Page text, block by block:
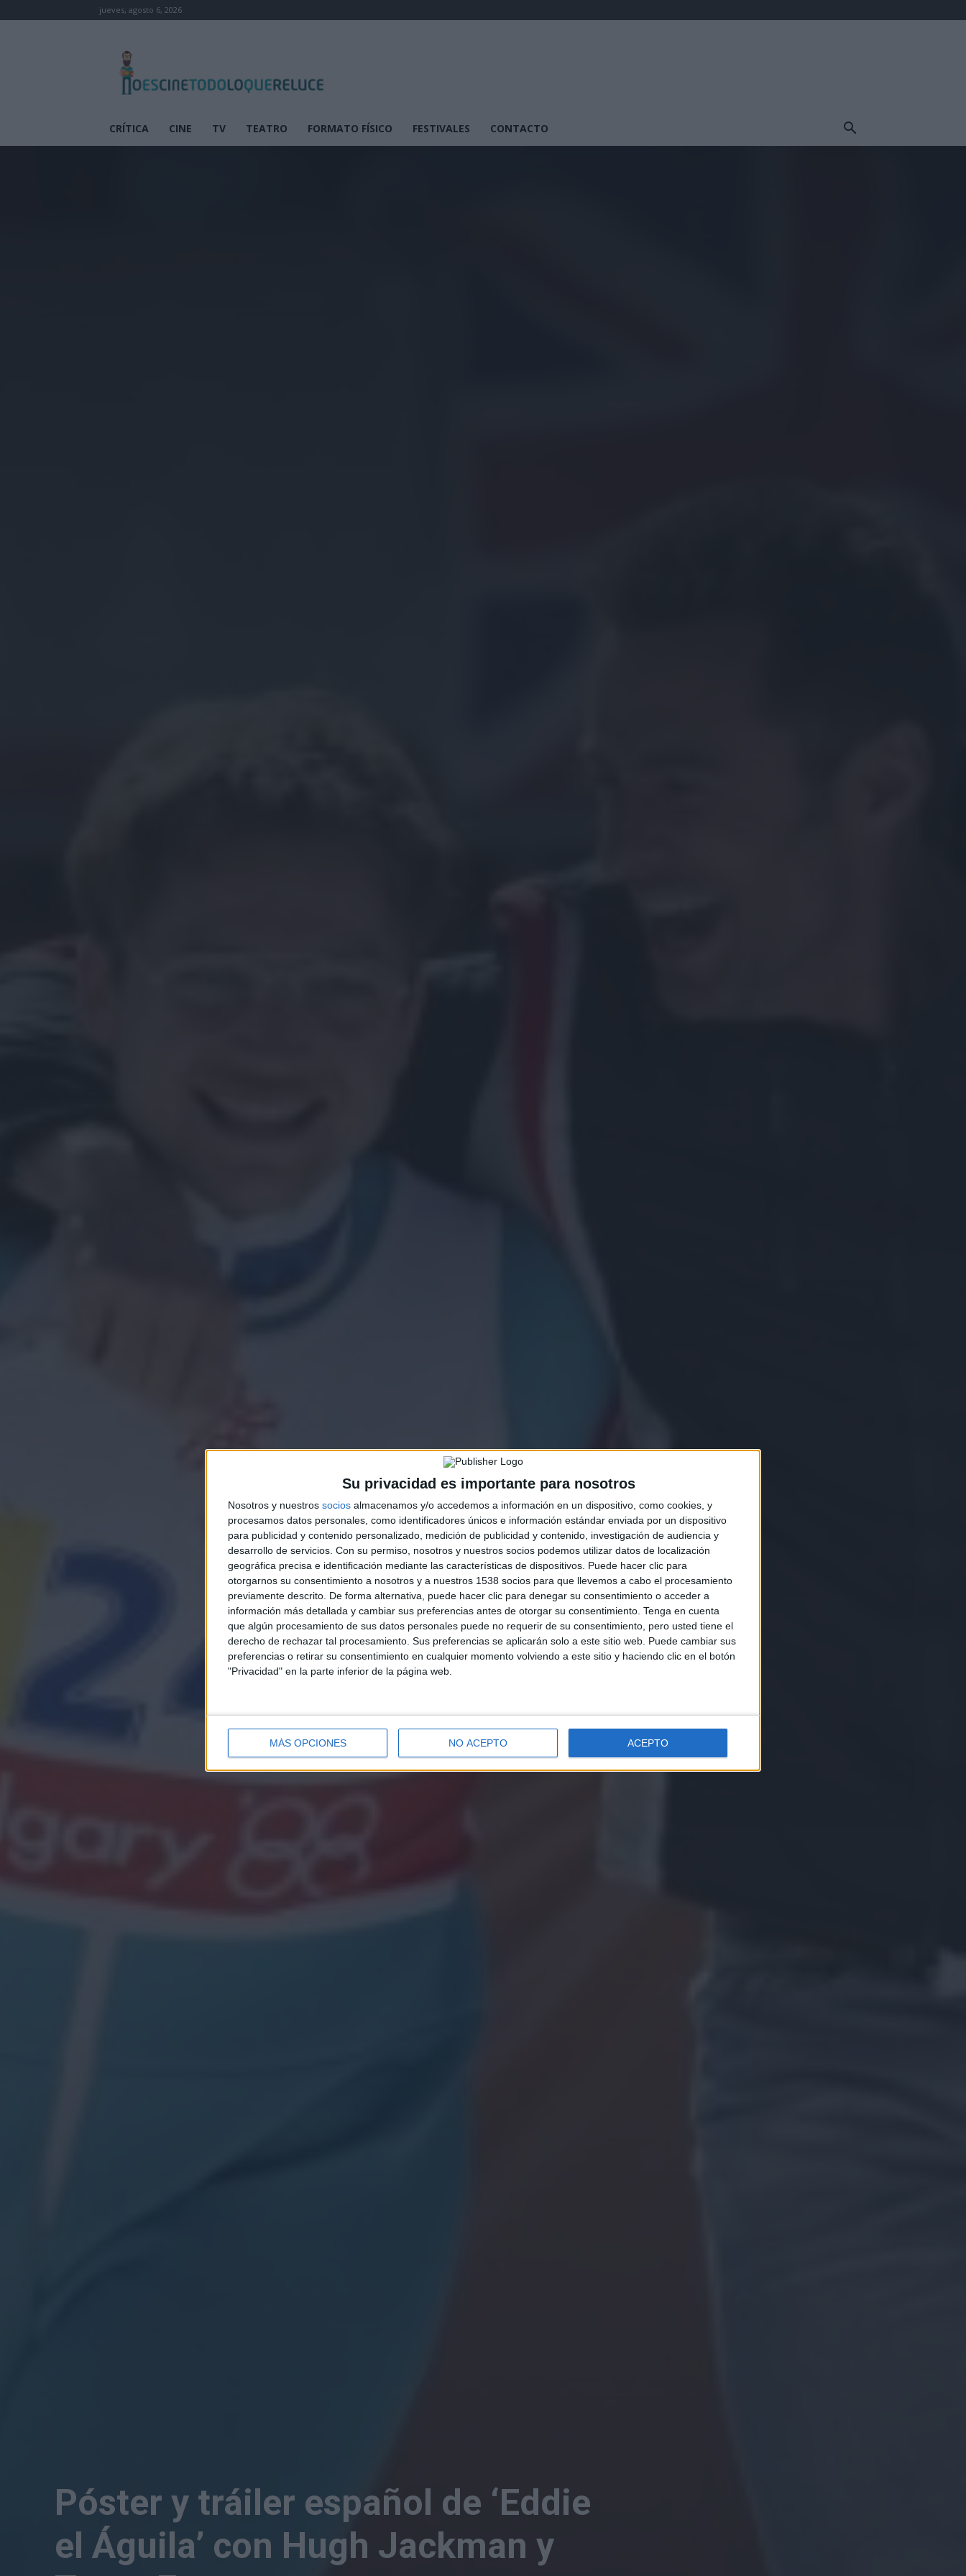
Su privacidad es importante para nosotros
Nosotros y nuestros socios almacenamos y/o accedemos a información en un dispositivo, como cookies, y
procesamos datos personales, como identificadores únicos e información estándar enviada por un dispositivo
para publicidad y contenido personalizado, medición de publicidad y contenido, investigación de audiencia y
desarrollo de servicios. Con su permiso, nosotros y nuestros socios podemos utilizar datos de localización
geográfica precisa e identificación mediante las características de dispositivos. Puede hacer clic para
otorgarnos su consentimiento a nosotros y a nuestros 1538 socios para que llevemos a cabo el procesamiento
previamente descrito. De forma alternativa, puede hacer clic para denegar su consentimiento o acceder a
información más detallada y cambiar sus preferencias antes de otorgar su consentimiento. Tenga en cuenta
que algún procesamiento de sus datos personales puede no requerir de su consentimiento, pero usted tiene el
derecho de rechazar tal procesamiento. Sus preferencias se aplicarán solo a este sitio web. Puede cambiar sus
preferencias o retirar su consentimiento en cualquier momento volviendo a este sitio y haciendo clic en el botón
"Privacidad" en la parte inferior de la página web.
MÁS OPCIONES NO ACEPTO ACEPTO
jueves, agosto 6, 2026
cine
todo
que
CRÍTICA CINE TV TEATRO FORMATO FÍSICO FESTIVALES CONTACTO
Póster y tráiler español de ‘Eddie
el Águila’ con Hugh Jackman y